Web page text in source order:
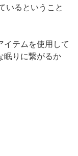
いるということ
イテムを使用して
眠りに繋がるか